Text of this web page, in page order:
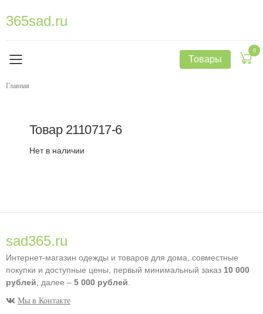
365sad.ru
Товары
0
Главная
Товар 2110717-6
Нет в наличии
sad365.ru
Интернет-магазин одежды и товаров для дома, совместные
покупки и доступные цены, первый минимальный заказ 10 000
рублей , далее – 5 000 рублей
Мы в Контакте